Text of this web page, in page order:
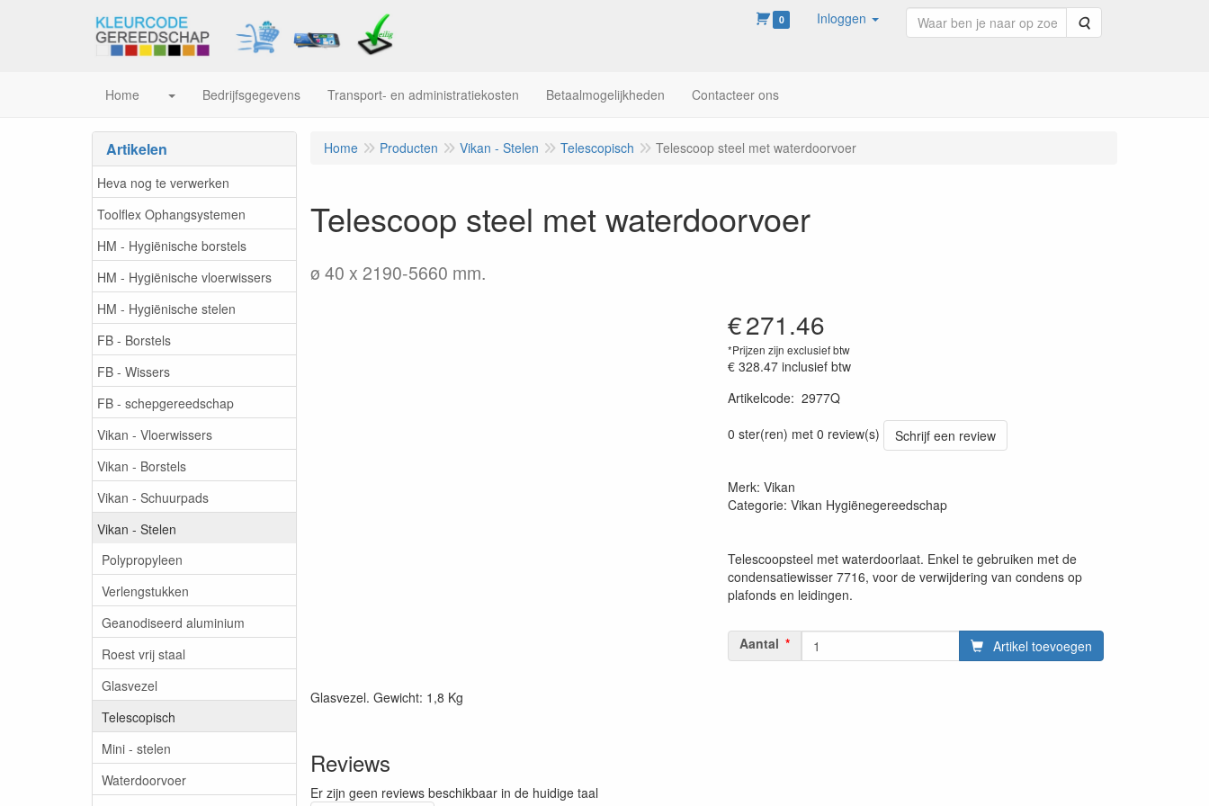
0 Inloggen Zoeken
Home Bedrijfsgegevens Transport- en administratiekosten Betaalmogelijkheden Contacteer ons
Artikelen
Heva nog te verwerken
Toolflex Ophangsystemen
HM - Hygiënische borstels
HM - Hygiënische vloerwissers
HM - Hygiënische stelen
FB - Borstels
FB - Wissers
FB - schepgereedschap
Vikan - Vloerwissers
Vikan - Borstels
Vikan - Schuurpads
Vikan - Stelen
Polypropyleen
Verlengstukken
Geanodiseerd aluminium
Roest vrij staal
Glasvezel
Telescopisch
Mini - stelen
Waterdoorvoer
Home Producten Vikan - Stelen Telescopisch Telescoop steel met waterdoorvoer
Telescoop steel met waterdoorvoer
ø 40 x 2190-5660 mm.
€271.46
*Prijzen zijn exclusief btw
€ 328.47 inclusief btw
Artikelcode: 2977Q
0 ster(ren) met 0 review(s)
Schrijf een review
Merk: Vikan
Categorie: Vikan Hygiënegereedschap
Telescoopsteel met waterdoorlaat. Enkel te gebruiken met de
condensatiewisser 7716, voor de verwijdering van condens op
plafonds en leidingen.
Aantal Artikel toevoegen
Glasvezel. Gewicht: 1,8 Kg
Reviews
Er zijn geen reviews beschikbaar in de huidige taal